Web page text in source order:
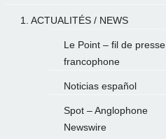
1. ACTUALITÉS / NEWS
Le Point – fil de presse
francophone
Noticias español
Spot – Anglophone
Newswire